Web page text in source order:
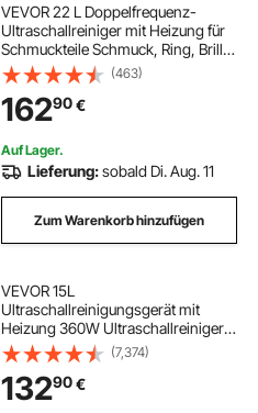
VEVOR 22 L Doppelfrequenz-
Ultraschallreiniger mit Heizung für
Schmuckteile Schmuck, Ring, Brille,
Platine Gebiss Register Platine,
28/40 KHz Ultraschall
Reinigungsgerät
(463)
16290€
Auf Lager.
Lieferung:sobald Di. Aug. 11
Zum Warenkorb hinzufügen
VEVOR 15L
Ultraschallreinigungsgerät mit
Heizung 360W Ultraschallreiniger
aus Edelstahl Ultraschallbad
Ultraschall Reinigungsgerät für
Brillen Schmuck Zahnprothesen
Münzen usw.
(7,374)
13290€